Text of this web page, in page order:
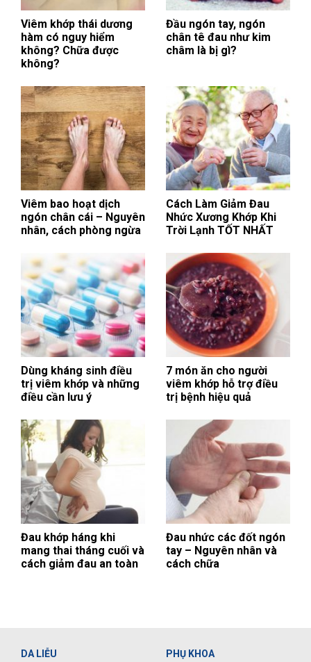
Viêm khớp thái dương
hàm có nguy hiểm
không? Chữa được
không?
Đầu ngón tay, ngón
chân tê đau như kim
châm là bị gì?
Viêm bao hoạt dịch
ngón chân cái – Nguyên
nhân, cách phòng ngừa
Cách Làm Giảm Đau
Nhức Xương Khớp Khi
Trời Lạnh TỐT NHẤT
Dùng kháng sinh điều
trị viêm khớp và những
điều cần lưu ý
7 món ăn cho người
viêm khớp hỗ trợ điều
trị bệnh hiệu quả
Đau khớp háng khi
mang thai tháng cuối và
cách giảm đau an toàn
Đau nhức các đốt ngón
tay – Nguyên nhân và
cách chữa
DA LIỄU PHỤ KHOA